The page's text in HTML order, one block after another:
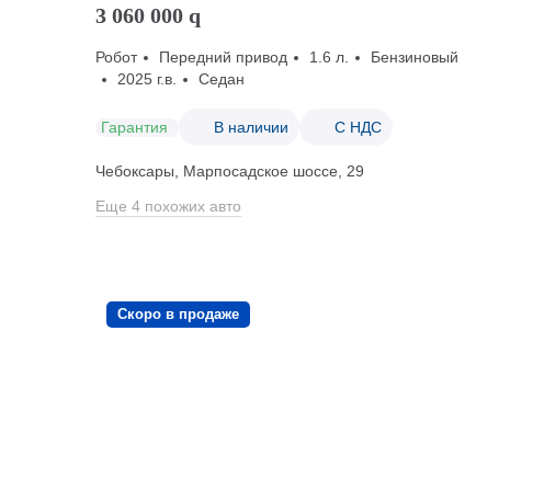
3 060 000 q
Робот Передний привод 1.6 л.
Бензиновый
2025 г.в.
Седан
Гарантия В наличии С НДС
Чебоксары, Марпосадское шоссе, 29
Еще 4 похожих авто
Скоро в продаже